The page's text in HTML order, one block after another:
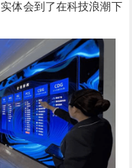
体会到了在科技浪潮下